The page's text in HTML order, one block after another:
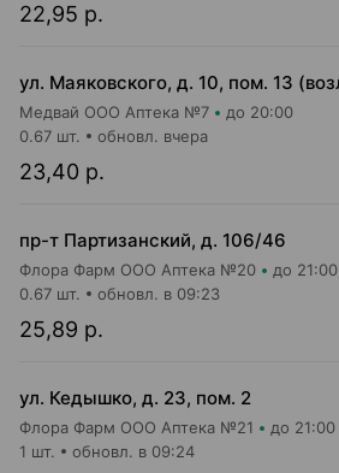
22,95 р.
Медвай ООО Аптека №7 до 20:00
23,40 р.
0.67 шт. обновл. вчера
пр-т Партизанский, д. 106/46
Флора Фарм ООО Аптека №20 до 21:00
25,89 р.
0.67 шт. обновл. в 09:23
ул. Кедышко, д. 23, пом. 2
Флора Фарм ООО Аптека №21 до 21:00
1 шт. обновл. в 09:24